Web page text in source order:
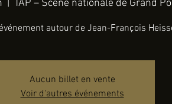
TAP – Scène nationale de Grand
autour de Jean-François
Aucun billet en vente
Voir d'autres événements